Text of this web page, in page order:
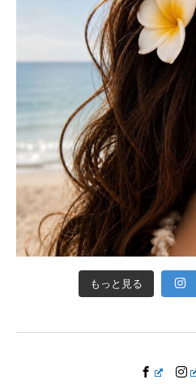
もっと見る